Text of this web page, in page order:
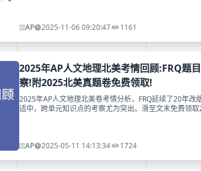
AP 2025-11-06 09:20:47 1161
2025年AP人文地理北美考情回顾:FRQ题
察!附2025北美真题卷免费领取!
2025年AP人文地理北美卷考情分析，FRQ延续了20年
适中，跨单元知识点的考察尤为突出。滑至文末免费领
AP 2025-05-11 14:13:34 1724